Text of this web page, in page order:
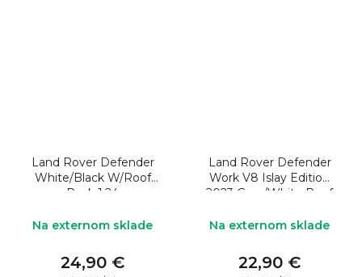
Land Rover Defender
White/Black W/Roof
Rack 1:24
Na externom sklade
24,90 €
Land Rover Defender
Work V8 Islay Edition
2023 Grey/White Roof
Na externom sklade
22,90 €